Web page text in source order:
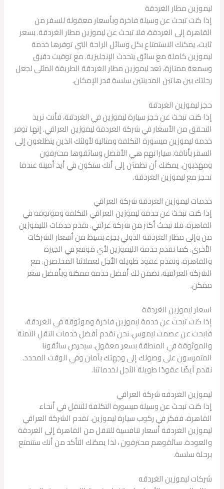
ليموزين مطار الغردقة
إذا كنت تبحث عن وسيلة فاخرة وبأسعار معقولة للسفر من
القاهرة إلى الغردقة، فلا تبحث عن ليموزين مطار الغردقة. بسعر
ثابت، يمكنك الاستمتاع بكل وسائل الراحة التي توفرها خدمة
ليموزين كاملة مع سائق يتحدث الإنجليزية. مع توقيت دقيق
وسمعة ممتازة، تعد ليموزين مطار الغردقة الطريقة المثلى لجعل
رحلتك بين هاتين المدينتين سلسة قدر الإمكان.
حجز ليموزين الغردقة
إذا كنت تبحث عن حجز سيارة ليموزين في الغردقة، فأنت تريد
التحقق من الأسعار في شركة الغردقة ليموزين العراقي. إنها توفر
خدمة ليموزين ميسورة التكلفة ومثالية لأولئك الذين يتطلعون إلى
السفر بأناقة. سياراتهم هي الأفضل وسائقوها محترفون
ومهذبون. يمكنك أن تطمئن إلى أنك ستكون في أيد أمينة عندما
تحجز مع ليموزين الغردقة.
خدمات ليموزين الغردقة شركة العراقي
إذا كنت تبحث عن خدمة ليموزين العراقي التكلفة وموثوقة في
القاهرة، فلا تبحث أكثر من شركة عراقي. نقدم خدمات الليموزين
من وإلى مطار الغردقة الدولي بجزء بسيط من أسعار الشركات
الأخرى. كما نقدم خدمة الليموزين لأي موقع في الجيزة
والقاهرة، ونقدم عقود طويلة الأجل لعملائنا المخلصين. مع
الشركة العراقية، نضمن لك أفضل خدمة ممكنة وبأفضل سعر
ممكن.
اسعار ليموزين الغردقة
إذا كنت تبحث عن خدمة ليموزين فاخرة وموثوقة في الغردقة،
فابحث عن عصمت ليموس. نحن نقدم أفضل خدمات النقل الآمنة
والموثوقة في المنطقة بسعر معقول. سيحرص سائقونا
المتمرسون على وصولك إلى وجهتك بأمان وفي الوقت المحدد.
نقدم أيضًا عقودًا طويلة الأجل لخدماتنا.
ليموزين الغردقه شركة العراقي
إذا كنت تبحث عن وسيلة ميسورة التكلفة للتنقل في أنحاء
القاهرة، ففكر في ركوب سيارة ليموزين. تقدم الشركة العراقي
ليموزين الغردقة أسعار تنافسية للتنقل من القاهرة إلى الغردقة
والعودة. سائقوهم محترفون ، لذا يمكنك التأكد من أنك ستتمتع
برحلة سلسة.
شركات ليموزين الغردقه